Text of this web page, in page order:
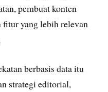
pembuat konten
fitur yang lebih relevan
berbasis data itu
strategi editorial,